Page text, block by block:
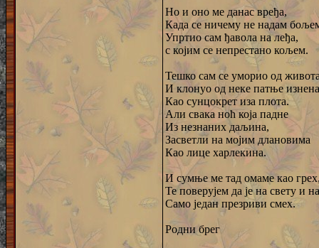
Но и оно ме данас вређа,
Када се ничему не надам
Упртио сам ђавола на леђа,
с којим се непрестано кољем.
Тешко сам се уморио од
И клонуо од неке патње
Као сунцокрет иза плота.
Али свака ноћ која падне
Из незнаних даљина,
Засветли на мојим длановима
Као лице харлекина.
И сумње ме тад омаме као
Те поверујем да је на свету и
Само један презриви смех.
Родни брег